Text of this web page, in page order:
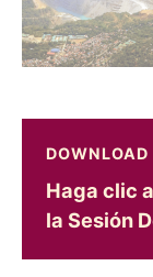
Download
DOWNLOAD
Haga clic
la Sesión